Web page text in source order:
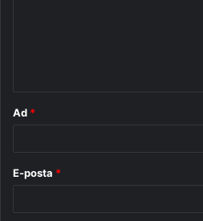
Ad *
E-posta *